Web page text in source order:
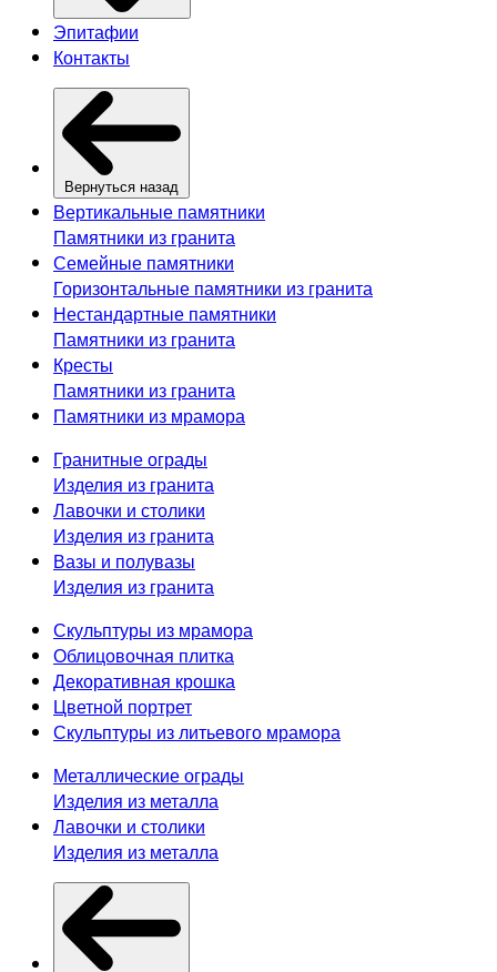
Эпитафии
Контакты
Вернуться назад
Вертикальные памятники
Памятники из гранита
Семейные памятники
Горизонтальные памятники из гранита
Нестандартные памятники
Памятники из гранита
Кресты
Памятники из гранита
Памятники из мрамора
Гранитные ограды
Изделия из гранита
Лавочки и столики
Изделия из гранита
Вазы и полувазы
Изделия из гранита
Скульптуры из мрамора
Облицовочная плитка
Декоративная крошка
Цветной портрет
Скульптуры из литьевого мрамора
Металлические ограды
Изделия из металла
Лавочки и столики
Изделия из металла